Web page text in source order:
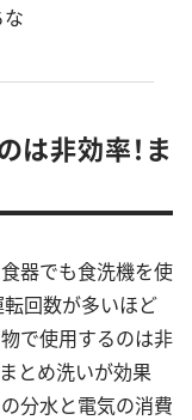
は非効率！ま
器でも食洗機を使
回数が多いほど
で使用するのは非
とめ洗いが効果
分水と電気の消費